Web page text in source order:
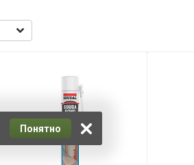
Понятно